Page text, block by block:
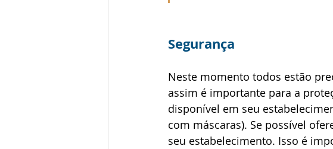
Segurança
Neste momento todos estão
assim é importante para a
disponível em seu
com máscaras). Se possível
seu estabelecimento. Isso é